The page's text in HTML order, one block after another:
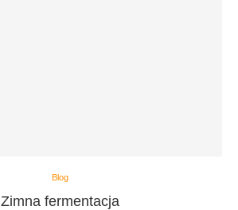
Blog
Zimna fermentacja